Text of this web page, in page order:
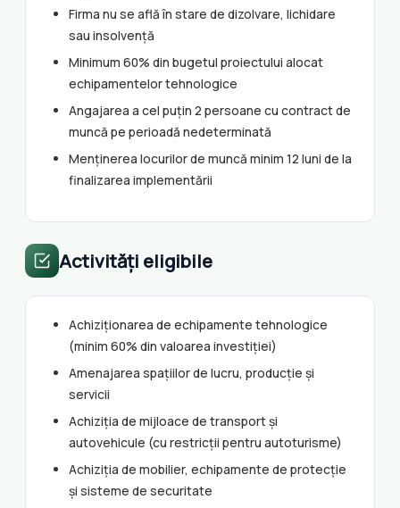
Firma nu se află în stare de dizolvare, lichidare
sau insolvență
Minimum 60% din bugetul proiectului alocat
echipamentelor tehnologice
Angajarea a cel puțin 2 persoane cu contract de
muncă pe perioadă nedeterminată
Menținerea locurilor de muncă minim 12 luni de la
finalizarea implementării
Activități eligibile
Achiziționarea de echipamente tehnologice
(minim 60% din valoarea investiției)
Amenajarea spațiilor de lucru, producție și
servicii
Achiziția de mijloace de transport și
autovehicule (cu restricții pentru autoturisme)
Achiziția de mobilier, echipamente de protecție
și sisteme de securitate